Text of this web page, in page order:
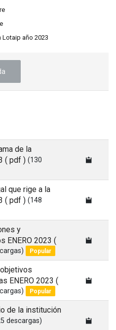
Lotaip año 2023
de la
( pdf ) (130
que rige a la
( pdf ) (148
y
ENERO 2023 (
Popular
ENERO 2023 (
Popular
de la institución
descargas)